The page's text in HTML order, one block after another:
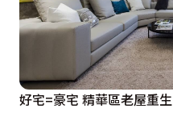
好宅=豪宅 精華區老屋重生